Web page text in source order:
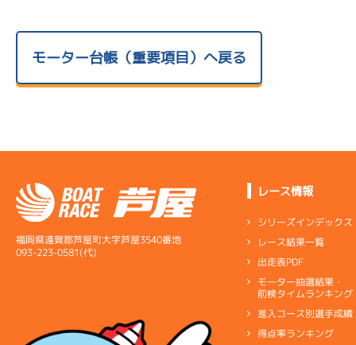
モーター台帳（重要項目）へ戻る
福岡県遠賀郡芦屋町大字芦屋3540番地
093-223-0581(代)
レース情報
シリーズインデックス
レース結果一覧
出走表PDF
モーター抽選結果・
前検タイムランキング
進入コース別選手成績
得点率ランキング